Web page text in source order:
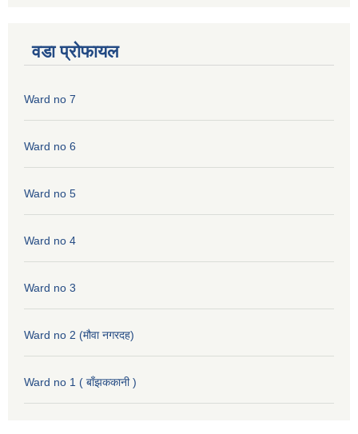
वडा प्रोफायल
Ward no 7
Ward no 6
Ward no 5
Ward no 4
Ward no 3
Ward no 2 (मौवा नगरदह)
Ward no 1 ( बाँझककानी )